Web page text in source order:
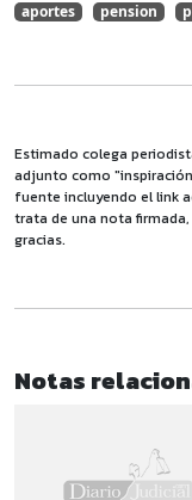
aportes pension
Estimado colega
adjunto como
fuente incluyendo el link
trata de una nota
gracias.
Notas